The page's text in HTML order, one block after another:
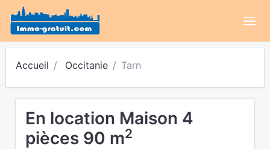
Accueil Occitanie Tarn
En location Maison 4
pièces 90 m2